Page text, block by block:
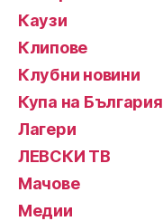
Каузи
Клипове
Клубни новини
Купа на България
Лагери
ЛЕВСКИ ТВ
Мачове
Медии